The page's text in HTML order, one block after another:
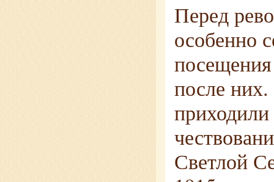
Перед
особенно
после них.
Светлой